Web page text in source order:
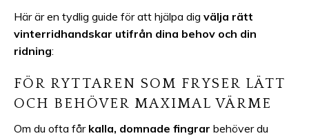
Här är en tydlig guide för att hjälpa dig välja rätt
vinterridhandskar utifrån dina behov och din
ridning:
FÖR RYTTAREN SOM FRYSER LÄTT
OCH BEHÖVER MAXIMAL VÄRME
Om du ofta får kalla, domnade fingrar behöver du